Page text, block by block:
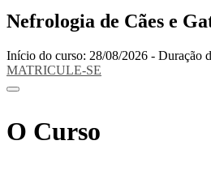
Nefrologia de Cães e
Início do curso: 28/08/2026 - Duração
MATRICULE-SE
O Curso